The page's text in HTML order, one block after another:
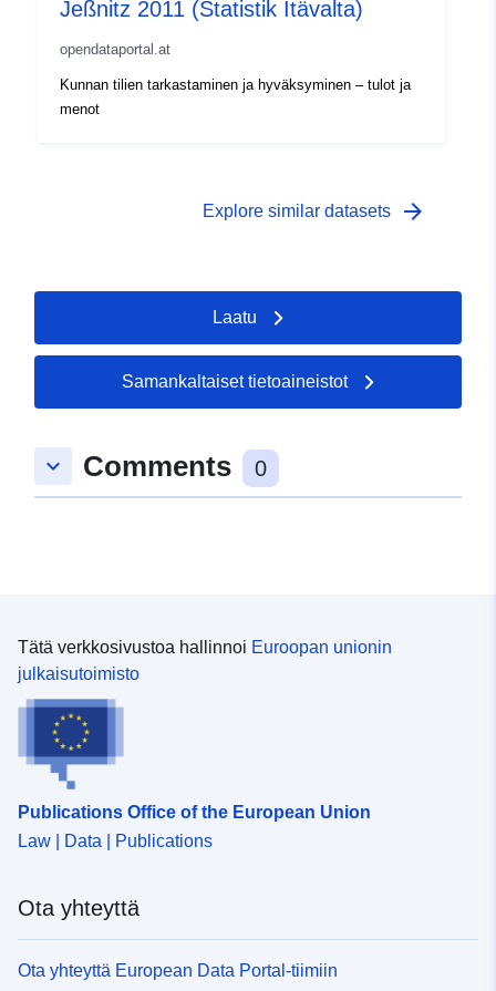
Jeßnitz 2011 (Statistik Itävalta)
opendataportal.at
Kunnan tilien tarkastaminen ja hyväksyminen – tulot ja
menot
Explore similar datasets arrow_forward
Laatu
Samankaltaiset tietoaineistot
keyboard_arrow_down Comments 0
Tätä verkkosivustoa hallinnoi Euroopan unionin
julkaisutoimisto
Publications Office of the European Union
Law | Data | Publications
Ota yhteyttä
Ota yhteyttä European Data Portal-tiimiin